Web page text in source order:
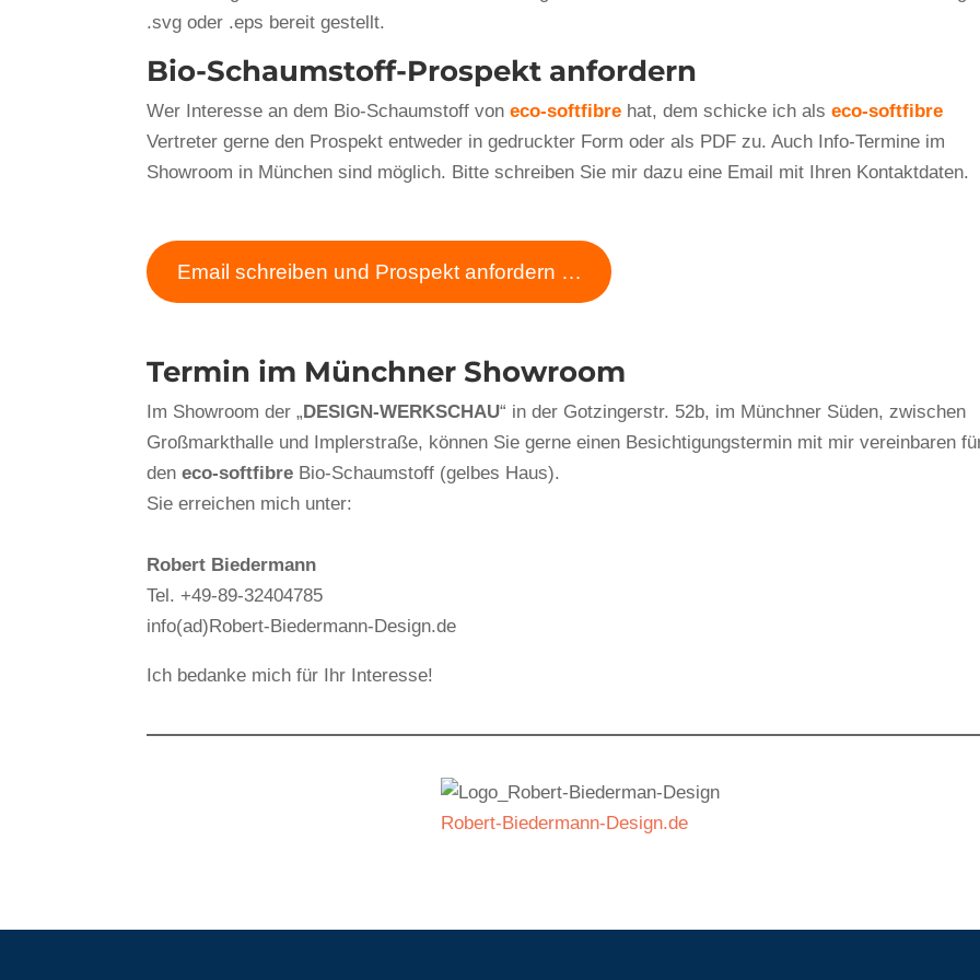
.svg oder .eps bereit gestellt.
Bio-Schaumstoff-Prospekt anfordern
Wer Interesse an dem Bio-Schaumstoff voneco-softfibre hat, dem schicke ich alseco-softfibre
Vertreter gerne den Prospekt entweder in gedruckter Form oder als PDF zu. Auch Info-Termine im
Showroom in München sind möglich. Bitte schreiben Sie mir dazu eine Email mit Ihren Kontaktdaten.
Email schreiben und Prospekt anfordern …
Termin im Münchner Showroom
Im Showroom der „ DESIGN-WERKSCHAU“ in der Gotzingerstr. 52b, im Münchner Süden, zwischen
Großmarkthalle und Implerstraße, können Sie gerne einen Besichtigungstermin mit mir vereinbaren
deneco-softfibre Bio-Schaumstoff (gelbes Haus).
Sie erreichen mich unter:
Robert Biedermann
Tel. +49-89-32404785
info(ad)Robert-Biedermann-Design.de
Ich bedanke mich für Ihr Interesse!
Robert-Biedermann-Design.de